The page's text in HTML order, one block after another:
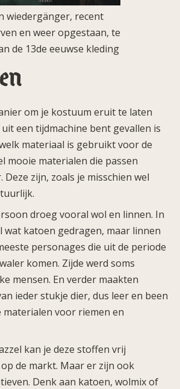
wiedergänger, recent
en weer opgestaan, te
de 13de eeuwse kleding
om je kostuum eruit te laten
een tijdmachine bent gevallen is
materiaal is gebruikt voor de
mooie materialen die passen
Deze zijn, zoals je misschien wel
droeg vooral wol en linnen. In
wat katoen gedragen, maar linnen
personages die uit de periode
komen. Zijde werd soms
mensen. En verder maakten
ieder stukje dier, dus leer en been
voor riemen en
kan je deze stoffen vrij
de markt. Maar er zijn ook
Denk aan katoen, wolmix of